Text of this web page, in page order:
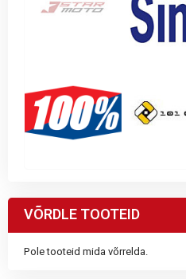
VÕRDLE TOOTEID
Pole tooteid mida võrrelda.